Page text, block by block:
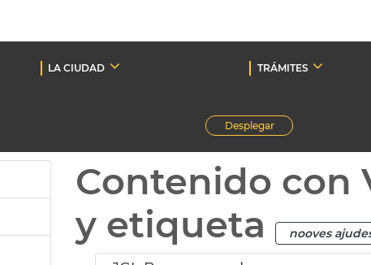
LA CIUDAD TRÁMITES
Desplegar
Contenido con
y etiqueta nooves